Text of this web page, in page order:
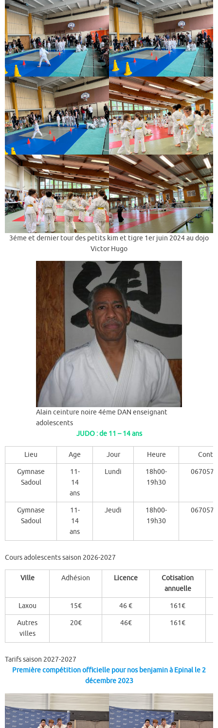
3éme et dernier tour des petits kim et tigre 1er juin 2024 au dojo
Victor Hugo
Alain ceinture noire 4éme DAN enseignant
adolescents
JUDO : de 11 – 14 ans
Lieu Age Jour Heure
Gymnase
Sadoul
11-
14
ans
Lundi
18h00-
19h30
Gymnase
Sadoul
11-
14
ans
Jeudi
18h00-
19h30
Cours adolescents saison 2026-2027
Ville Adhésion Licence
Cotisation
annuelle
Laxou 15€ 46 € 161€
Autres
villes
20€ 46€ 161€
Tarifs saison 2027-2027
Première compétition officielle pour nos benjamin à Epinal le 2
décembre 2023